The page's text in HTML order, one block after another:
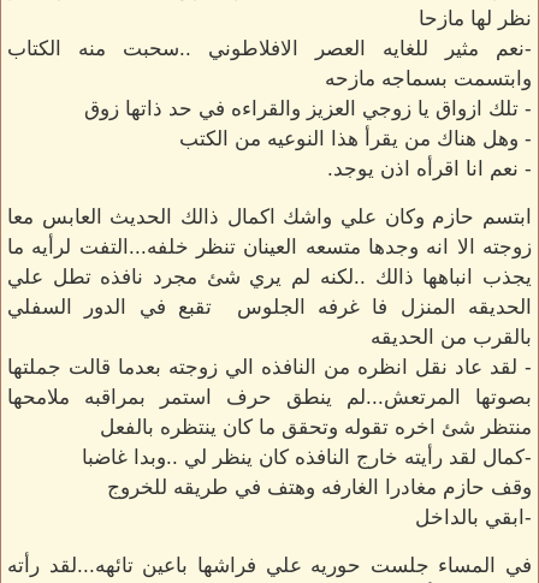
نظر لها مازحا
-نعم مثير للغايه العصر الافلاطوني ..سحبت منه الكتاب
وابتسمت بسماجه مازحه
- تلك ازواق يا زوجي العزيز والقراءه في حد ذاتها زوق
- وهل هناك من يقرأ هذا النوعيه من الكتب
- نعم انا اقرأه اذن يوجد.
ابتسم حازم وكان علي واشك اكمال ذالك الحديث العابس معا
زوجته الا انه وجدها متسعه العينان تنظر خلفه...التفت لرأيه ما
يجذب انباهها ذالك ..لكنه لم يري شئ مجرد نافذه تطل علي
الحديقه المنزل فا غرفه الجلوس تقبع في الدور السفلي
بالقرب من الحديقه
- لقد عاد نقل انظره من النافذه الي زوجته بعدما قالت جملتها
بصوتها المرتعش...لم ينطق حرف استمر بمراقبه ملامحها
منتظر شئ اخره تقوله وتحقق ما كان ينتظره بالفعل
-كمال لقد رأيته خارج النافذه كان ينظر لي ..وبدا غاضبا
وقف حازم مغادرا الغارفه وهتف في طريقه للخروج
-ابقي بالداخل
في المساء جلست حوريه علي فراشها باعين تائهه...لقد رأته